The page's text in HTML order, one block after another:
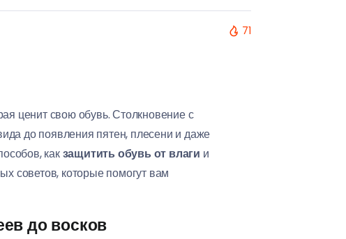
71
ценит свою обувь. Столкновение с
до появления пятен, плесени и даже
какзащитить обувь от влаги и
советов, которые помогут вам
до восков